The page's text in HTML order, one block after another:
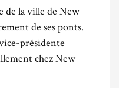
de la ville de New
de ses ponts.
présidente
chez New